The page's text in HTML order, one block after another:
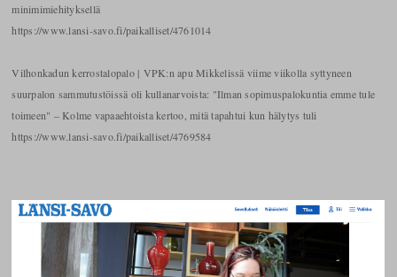
minimimiehityksellä
https://www.lansi-savo.fi/paikalliset/4761014
Vilhonkadun kerrostalopalo | VPK:n apu Mikkelissä viime viikolla syttyneen
suurpalon sammutustöissä oli kullanarvoista: "Ilman sopimuspalokuntia emme tule
toimeen" – Kolme vapaaehtoista kertoo, mitä tapahtui kun hälytys tuli
https://www.lansi-savo.fi/paikalliset/4769584